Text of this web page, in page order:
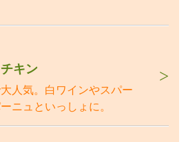
キン
人気。白ワインやスパー
ニュといっしょに。